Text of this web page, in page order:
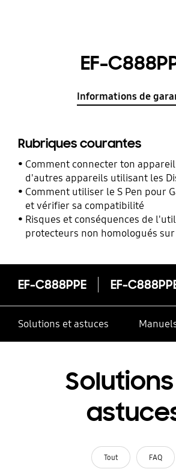
EF-
Informations de
Rubriques courantes
Comment connecter ton appareil
d'autres appareils utilisant les
Connectés ?
Comment utiliser le S Pen pour
et vérifier sa compatibilité
Risques et conséquences de
protecteurs non homologués
EF-C888PPE EF-
Solutions et astuces
Tout FAQ